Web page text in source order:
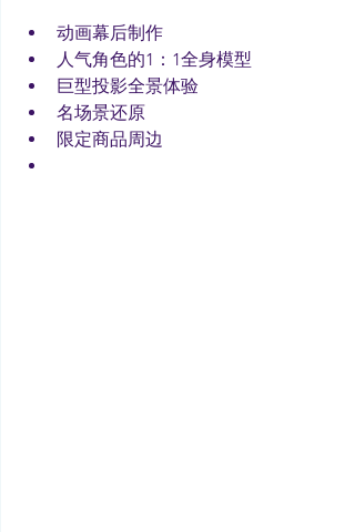
动画幕后制作
人气角色的1：1全身模型
巨型投影全景体验
名场景还原
限定商品周边